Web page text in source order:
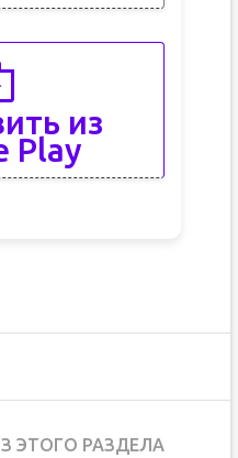
из
Play
ЭТОГО РАЗДЕЛА